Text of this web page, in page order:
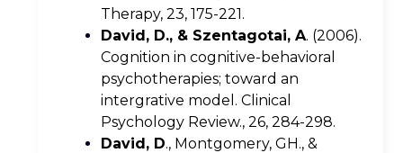
Therapy, 23, 175-221.
David, D., & Szentagotai, A. (2006).
Cognition in cognitive-behavioral
psychotherapies; toward an
intergrative model. Clinical
Psychology Review., 26, 284-298.
David, D., Montgomery, GH., &